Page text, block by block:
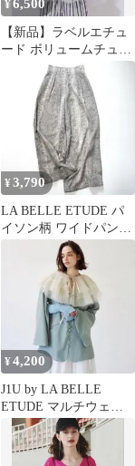
¥6,500
【新品】ラベルエチュ
ード ボリュームチュー
ル×カットソーデザイン
チュニック
¥3,790
LA BELLE ETUDE パ
イソン柄 ワイドパンツ
フリーサイズ グレージ
¥4,200
J1U by LA BELLE
ETUDE マルチウェイ
ボリュームチュールケ
ープ